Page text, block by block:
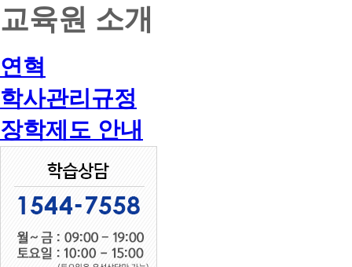
교육원 소개
연혁
학사관리규정
장학제도 안내